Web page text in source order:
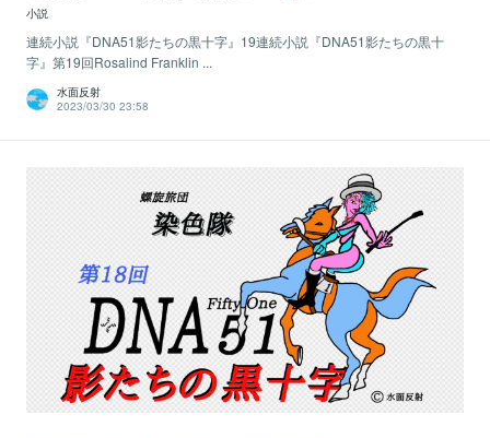
小説
連続小説『DNA51影たちの黒十字』19連続小説『DNA51影たちの黒十
字』第19回Rosalind Franklin ...
水面反射
2023/03/30 23:58